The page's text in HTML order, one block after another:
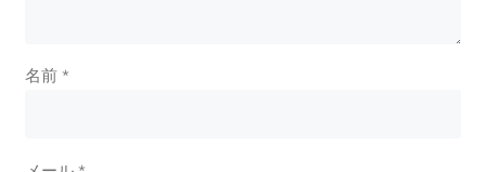
名前*